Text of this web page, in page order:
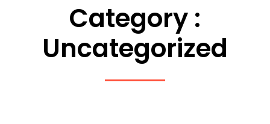
Category :
Uncategorized